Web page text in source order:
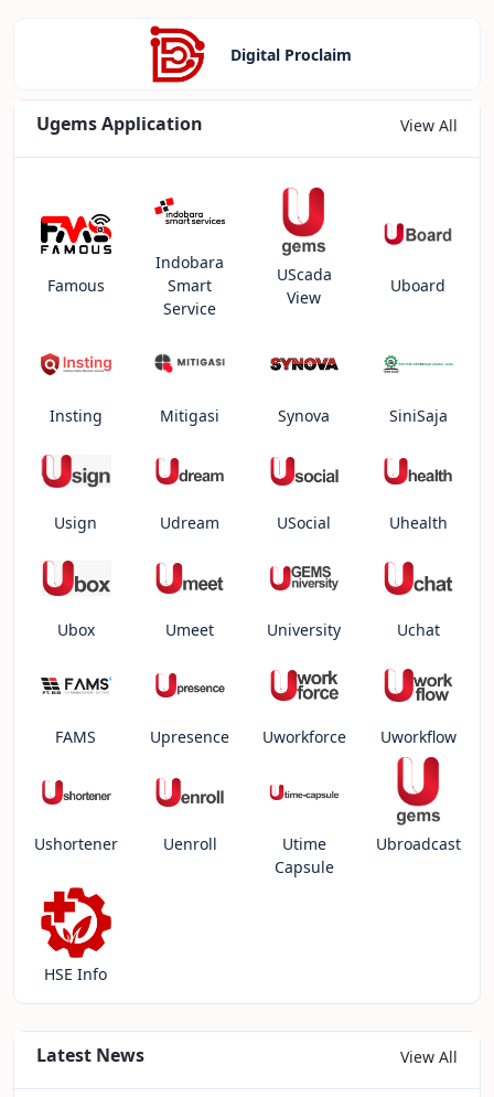
Digital Proclaim
Ugems Application View All
Famous
Indobara
Smart
Service
UScada
View
Uboard
Insting Mitigasi Synova SiniSaja
Usign Udream USocial Uhealth
Ubox Umeet University Uchat
FAMS Upresence Uworkforce Uworkflow
Ushortener Uenroll
Utime
Capsule
Ubroadcast
HSE Info
Latest News View All